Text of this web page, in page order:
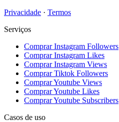
Privacidade · Termos
Serviços
Comprar Instagram Followers
Comprar Instagram Likes
Comprar Instagram Views
Comprar Tiktok Followers
Comprar Youtube Views
Comprar Youtube Likes
Comprar Youtube Subscribers
Casos de uso